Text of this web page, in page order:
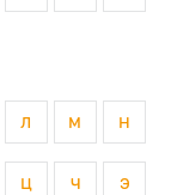
л м н
ц ч э